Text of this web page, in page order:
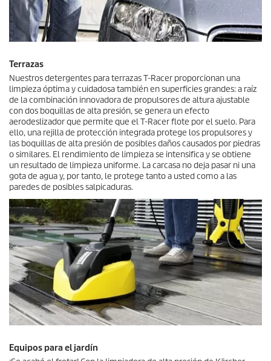
Terrazas
Nuestros detergentes para terrazasT-Racer proporcionan una
limpieza óptima y cuidadosa también en superficies grandes: a raíz
de la combinación innovadora de propulsores de altura ajustable
con dos boquillas de alta presión, se genera un efecto
aerodeslizador que permite que elT-Racerflote por el suelo. Para
ello, una rejilla de protección integrada protege los propulsores y
las boquillas de alta presión de posibles daños causados por piedras
o similares. El rendimiento de limpieza se intensifica y se obtiene
un resultado de limpieza uniforme. La carcasa no deja pasar ni una
gota de agua y, por tanto, le protege tanto a usted como a las
paredes de posibles salpicaduras.
Equipos para el jardín